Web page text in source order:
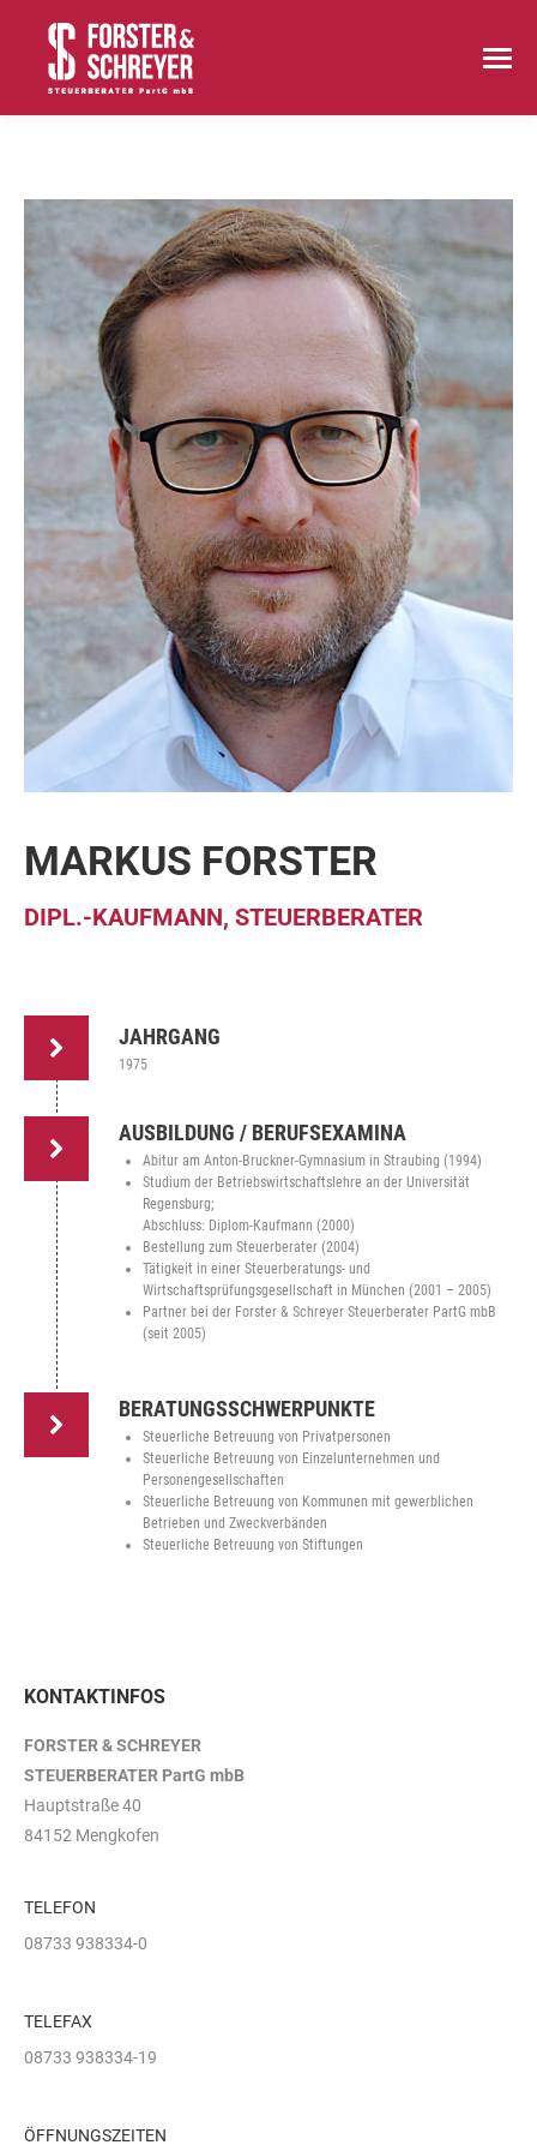
MARKUS FORSTER
DIPL.-KAUFMANN, STEUERBERATER
JAHRGANG
1975
AUSBILDUNG / BERUFSEXAMINA
Abitur am Anton-Bruckner-Gymnasium in Straubing (1994)
Studium der Betriebswirtschaftslehre an der Universität
Regensburg;
Abschluss: Diplom-Kaufmann (2000)
Bestellung zum Steuerberater (2004)
Tätigkeit in einer Steuerberatungs- und
Wirtschaftsprüfungsgesellschaft in München (2001 – 2005)
Partner bei der Forster & Schreyer Steuerberater PartG mbB
(seit 2005)
BERATUNGSSCHWERPUNKTE
Steuerliche Betreuung von Privatpersonen
Steuerliche Betreuung von Einzelunternehmen und
Personengesellschaften
Steuerliche Betreuung von Kommunen mit gewerblichen
Betrieben und Zweckverbänden
Steuerliche Betreuung von Stiftungen
KONTAKTINFOS
FORSTER & SCHREYER
STEUERBERATER PartG mbB
Hauptstraße 40
84152 Mengkofen
TELEFON
08733 938334-0
TELEFAX
08733 938334-19
ÖFFNUNGSZEITEN